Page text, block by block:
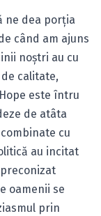
ne dea porţia
când am ajuns
noştri au cu
calitate,
este întru
de atâta
cu
au incitat
oamenii se
prin